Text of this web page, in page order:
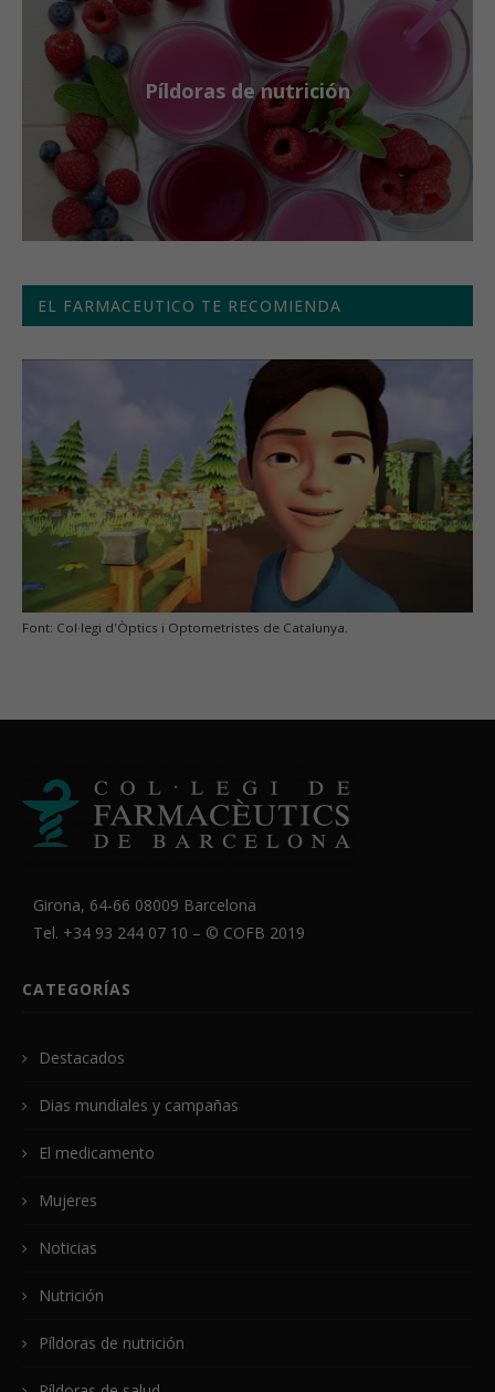
Píldoras de nutrición
EL FARMACEUTICO TE RECOMIENDA
Font: Col·legi d'Òptics i Optometristes de Catalunya.
Girona, 64-66 08009 Barcelona
Tel. +34 93 244 07 10 – © COFB 2019
CATEGORÍAS
Destacados
Dias mundiales y campañas
El medicamento
Mujeres
Noticias
Nutrición
Píldoras de nutrición